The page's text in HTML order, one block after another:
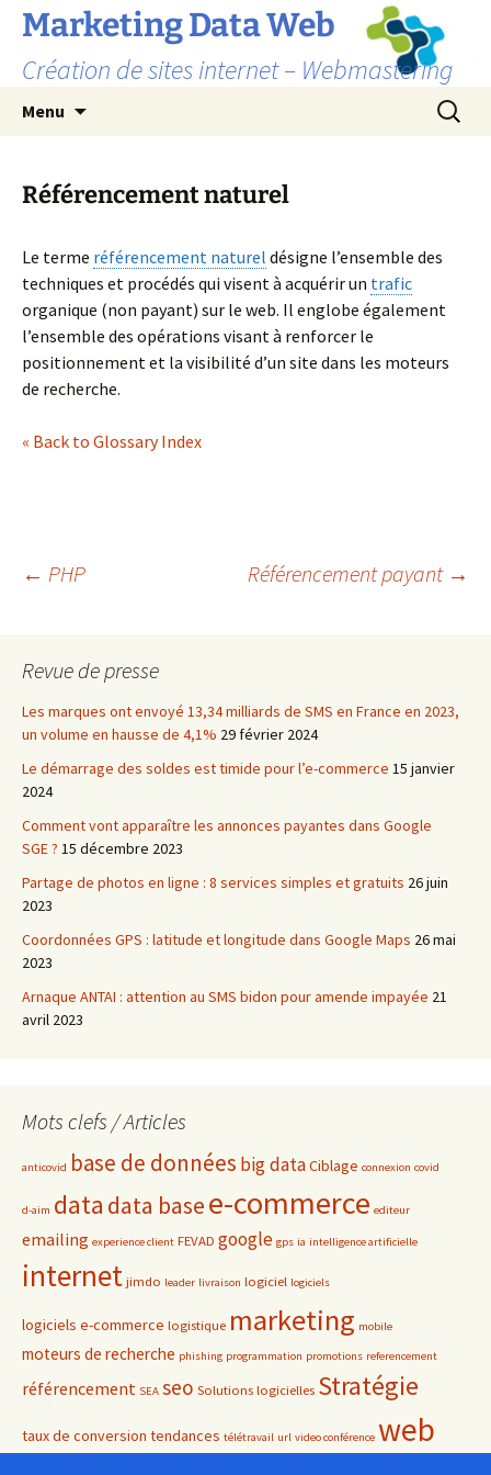
Marketing Data Web
Création de sites internet – Webmastering
Menu
Référencement naturel
Le terme référencement naturel désigne l’ensemble des
techniques et procédés qui visent à acquérir un trafic
organique (non payant) sur le web. Il englobe également
l’ensemble des opérations visant à renforcer le
positionnement et la visibilité d’un site dans les moteurs
de recherche.
« Back to Glossary Index
Navigation
des
articles
← PHP Référencement payant →
Revue de presse
Les marques ont envoyé 13,34 milliards de SMS en France en 2023,
un volume en hausse de 4,1% 29 février 2024
Le démarrage des soldes est timide pour l’e-commerce 15 janvier
2024
Comment vont apparaître les annonces payantes dans Google
SGE ? 15 décembre 2023
Partage de photos en ligne : 8 services simples et gratuits 26 juin
2023
Coordonnées GPS : latitude et longitude dans Google Maps 26 mai
2023
Arnaque ANTAI : attention au SMS bidon pour amende impayée 21
avril 2023
Mots clefs / Articles
anticovid base de données big dataCiblage connexion covid
d-aim data data basee-commerce editeur
emailing experience client FEVAD google gps ia intelligence artificielle
internetjimdo leader livraison logiciel logiciels
logiciels e-commerce logistique marketing mobile
moteurs de recherche phishing programmation promotions referencement
référencement SEA seo Solutions logicielles Stratégie
taux de conversion tendances télétravail url video conférence web